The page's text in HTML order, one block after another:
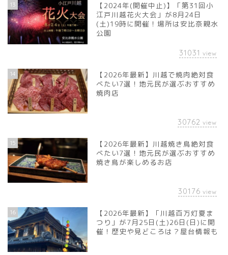
13
【2024年(開催中止)】「第31回小
江戸川越花火大会」が8月24日
(土)19時に開催！場所は安比奈親水
公園
31031 view
14
【2026年最新】川越で焼肉絶対食
べたい7選！地元民が選ぶおすすめ
焼肉店
30762 view
15
【2026年最新】川越焼き鳥絶対食
べたい7選！地元民が選ぶおすすめ
焼き鳥が楽しめるお店
30176 view
16
【2026年最新】「川越百万灯夏ま
つり」が7月25日(土)26日(日)に開
催！歴史や見どころは？屋台情報も